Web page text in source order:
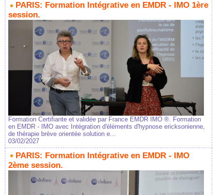
PARIS: Formation Intégrative en EMDR - IMO 1ère
session.
Formation Certifiante et validée par France EMDR IMO ®. Formation
en EMDR - IMO avec Intégration d'éléments d'hypnose ericksonienne,
de thérapie brève orientée solution e...
03/02/2027
PARIS: Formation Intégrative en EMDR - IMO
2ème session.